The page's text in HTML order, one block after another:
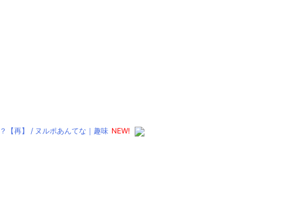
【再】 / ヌルポあんてな｜趣味 NEW!